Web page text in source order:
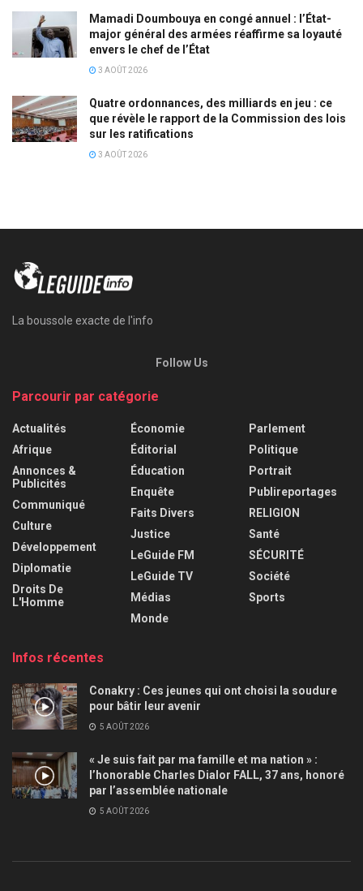
Mamadi Doumbouya en congé annuel : l’État-
major général des armées réaffirme sa loyauté
envers le chef de l’État
3 AOÛT 2026
Quatre ordonnances, des milliards en jeu : ce
que révèle le rapport de la Commission des lois
sur les ratifications
3 AOÛT 2026
La boussole exacte de l'info
Follow Us
Parcourir par catégorie
Actualités
Afrique
Annonces &
Publicités
Communiqué
Culture
Développement
Diplomatie
Droits De
L'Homme
Économie
Éditorial
Éducation
Enquête
Faits Divers
Justice
LeGuide FM
LeGuide TV
Médias
Monde
Parlement
Politique
Portrait
Publireportages
RELIGION
Santé
SÉCURITÉ
Société
Sports
Infos récentes
Conakry : Ces jeunes qui ont choisi la soudure
pour bâtir leur avenir
5 AOÛT 2026
« Je suis fait par ma famille et ma nation » :
l’honorable Charles Dialor FALL, 37 ans, honoré
par l’assemblée nationale
5 AOÛT 2026